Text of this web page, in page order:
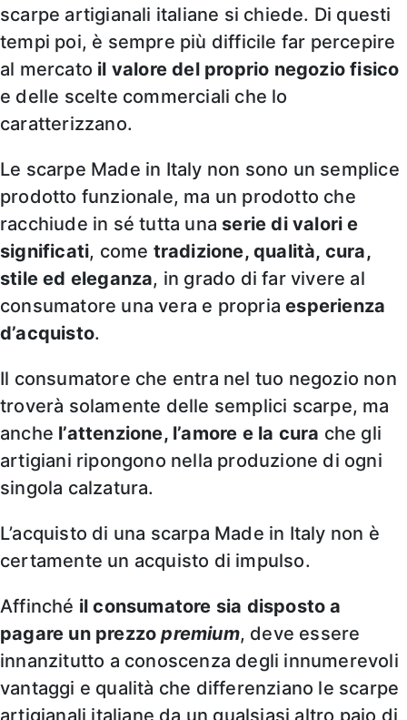
scarpe artigianali italiane si chiede. Di questi
tempi poi, è sempre più difficile far percepire
al mercato il valore del proprio negozio fisico
e delle scelte commerciali che lo
caratterizzano.
Le scarpe Made in Italy non sono un semplice
prodotto funzionale, ma un prodotto che
racchiude in sé tutta una serie di valori e
significati, come tradizione, qualità, cura,
stile ed eleganza, in grado di far vivere al
consumatore una vera e propriaesperienza
d’acquisto.
Il consumatore che entra nel tuo negozio non
troverà solamente delle semplici scarpe, ma
anche l’attenzione, l’amore e la cura che gli
artigiani ripongono nella produzione di ogni
singola calzatura.
L’acquisto di una scarpa Made in Italy non è
certamente un acquisto di impulso.
Affinché il consumatore sia disposto a
pagare un prezzopremium, deve essere
innanzitutto a conoscenza degli innumerevoli
vantaggi e qualità che differenziano le scarpe
artigianali italiane da un qualsiasi altro paio di